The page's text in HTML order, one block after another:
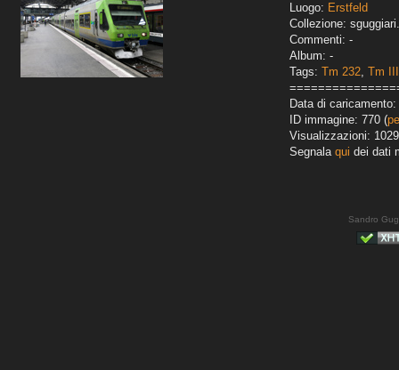
Luogo: Erstfeld
Collezione:
Commenti: -
Album: -
Tags: Tm 232, Tm III
Data di caricamento:
ID immagine: 770 (
Visualizzazioni: 1029
Segnala qui dei dati
Sandro